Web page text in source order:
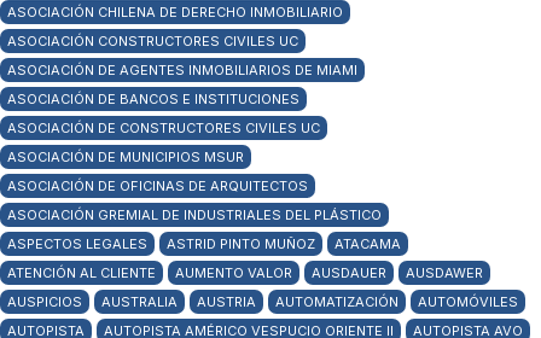
ASOCIACIÓN CHILENA DE DERECHO INMOBILIARIO
ASOCIACIÓN CONSTRUCTORES CIVILES UC
ASOCIACIÓN DE AGENTES INMOBILIARIOS DE MIAMI
ASOCIACIÓN DE BANCOS E INSTITUCIONES
ASOCIACIÓN DE CONSTRUCTORES CIVILES UC
ASOCIACIÓN DE MUNICIPIOS MSUR
ASOCIACIÓN DE OFICINAS DE ARQUITECTOS
ASOCIACIÓN GREMIAL DE INDUSTRIALES DEL PLÁSTICO
ASPECTOS LEGALES
ASTRID PINTO MUÑOZ
ATACAMA
ATENCIÓN AL CLIENTE
AUMENTO VALOR AUSDAUER
AUSDAWER
AUSPICIOS
AUSTRALIA AUSTRIA AUTOMATIZACIÓN
AUTOMÓVILES
AUTOPISTA
AUTOPISTA AMÉRICO VESPUCIO ORIENTE II
AUTOPISTA AVO